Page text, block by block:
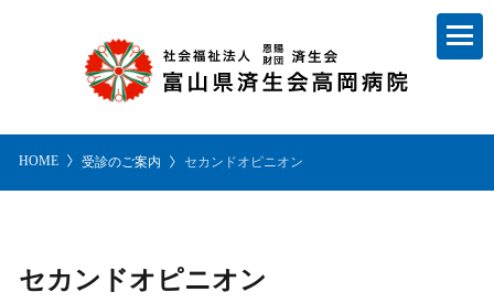
HOME 受診のご案内 セカンドオピニオン
セカンドオピニオン